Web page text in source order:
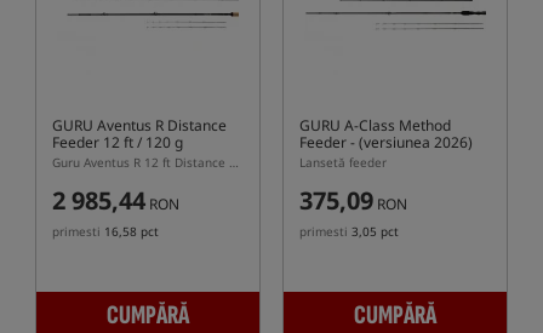
GURU Aventus R Distance
Feeder 12 ft / 120 g
Guru Aventus R 12 ft Distance Feeder 120 g – lansetă feeder pentru distanțe lungi
2 985,44 RON
primesti 16,58 pct
CUMPĂRĂ
GURU A-Class Method
Feeder- (versiunea 2026)
Lansetă feeder
375,09 RON
primesti 3,05 pct
CUMPĂRĂ